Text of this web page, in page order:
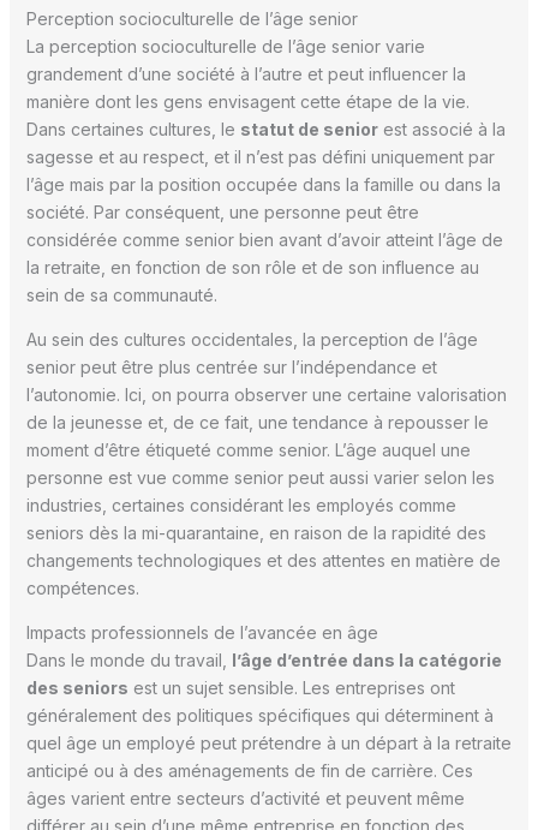
Perception socioculturelle de l’âge senior
La perception socioculturelle de l’âge senior varie
grandement d’une société à l’autre et peut influencer la
manière dont les gens envisagent cette étape de la vie.
Dans certaines cultures, le statut de seniorest associé à la
sagesse et au respect, et il n’est pas défini uniquement par
l’âge mais par la position occupée dans la famille ou dans la
société. Par conséquent, une personne peut être
considérée comme senior bien avant d’avoir atteint l’âge de
la retraite, en fonction de son rôle et de son influence au
sein de sa communauté.
Au sein des cultures occidentales, la perception de l’âge
senior peut être plus centrée sur l’indépendance et
l’autonomie. Ici, on pourra observer une certaine valorisation
de la jeunesse et, de ce fait, une tendance à repousser le
moment d’être étiqueté comme senior. L’âge auquel une
personne est vue comme senior peut aussi varier selon les
industries, certaines considérant les employés comme
seniors dès la mi-quarantaine, en raison de la rapidité des
changements technologiques et des attentes en matière de
compétences.
Impacts professionnels de l’avancée en âge
Dans le monde du travail, l’âge d’entrée dans la catégorie
des seniors est un sujet sensible. Les entreprises ont
généralement des politiques spécifiques qui déterminent à
quel âge un employé peut prétendre à un départ à la retraite
anticipé ou à des aménagements de fin de carrière. Ces
âges varient entre secteurs d’activité et peuvent même